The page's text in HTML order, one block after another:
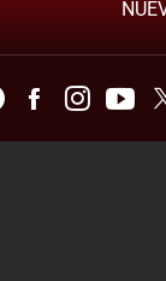
TelegramFacebook